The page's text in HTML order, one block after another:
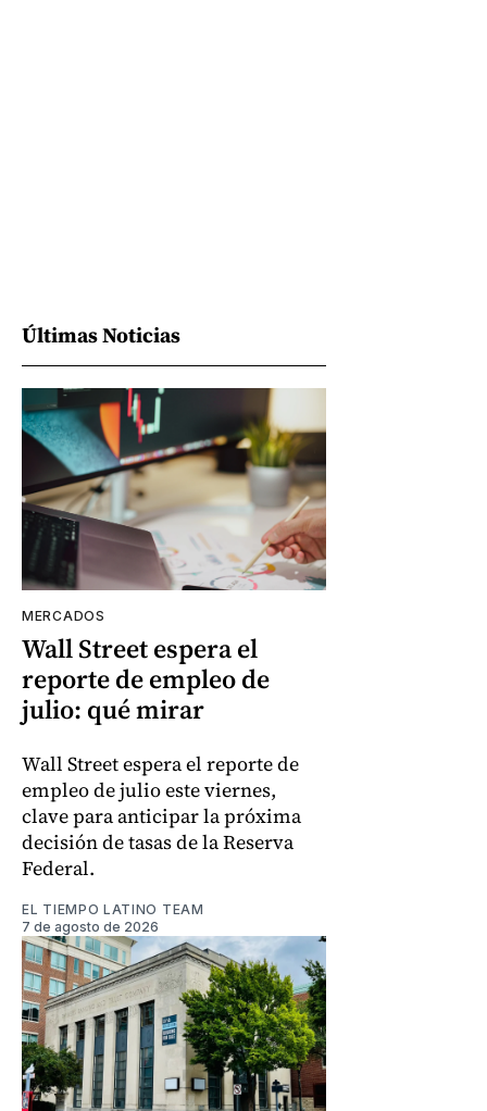
Últimas Noticias
MERCADOS
Wall Street espera el
reporte de empleo de
julio: qué mirar
Wall Street espera el reporte de
empleo de julio este viernes,
clave para anticipar la próxima
decisión de tasas de la Reserva
Federal.
EL TIEMPO LATINO TEAM
7 de agosto de 2026